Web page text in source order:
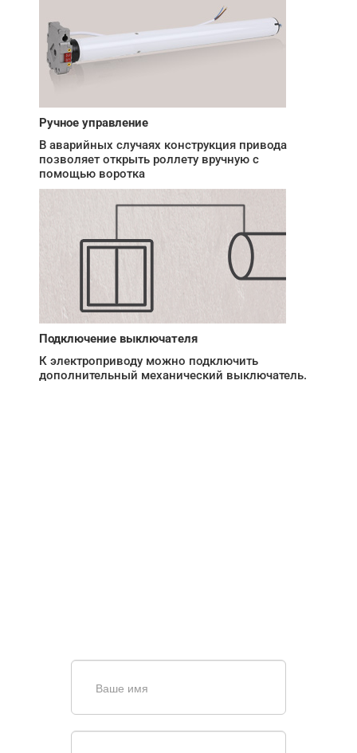
Ручное управление
В аварийных случаях конструкция привода
позволяет открыть роллету вручную с
помощью воротка
Подключение выключателя
К электроприводу можно подключить
дополнительный механический выключатель.